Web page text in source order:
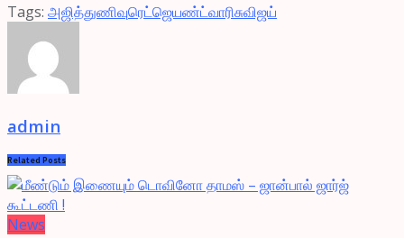
Tags: அஜித்துணிவுரெட்ஜெயண்ட்வாரிசுவிஜய்
admin
Related Posts
News